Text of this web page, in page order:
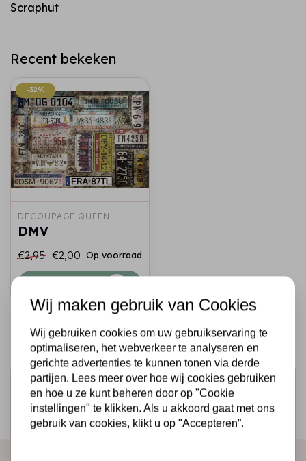
Scraphut
Recent bekeken
-32%
-32%
DECOUPAGE QUEEN
DMV
€2,95 €2,00 Op voorraad
Schrijf je in voor de nieuwsbrief
Ontvang als eerste onze actie en nieuwe producten
direct in je mailbox!
Wij maken gebruik van Cookies
Wij gebruiken cookies om uw gebruikservaring te
optimaliseren, het webverkeer te analyseren en
gerichte advertenties te kunnen tonen via derde
partijen. Lees meer over hoe wij cookies gebruiken
en hoe u ze kunt beheren door op "Cookie
instellingen" te klikken. Als u akkoord gaat met ons
gebruik van cookies, klikt u op "Accepteren”.